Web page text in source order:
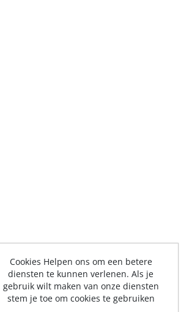
Cookies Helpen ons om een betere
diensten te kunnen verlenen. Als je
gebruik wilt maken van onze diensten
stem je toe om cookies te gebruiken